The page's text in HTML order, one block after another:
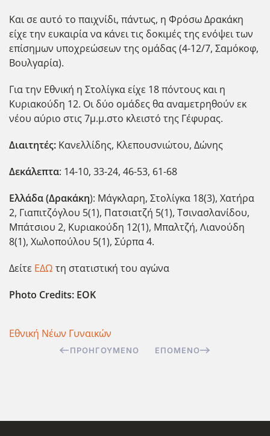
Και σε αυτό το παιχνίδι, πάντως, η Φρόσω Δρακάκη
είχε την ευκαιρία να κάνει τις δοκιμές της ενόψει των
επίσημων υποχρεώσεων της ομάδας (4-12/7, Σαμόκοφ,
Βουλγαρία).
Για την Εθνική η Στολίγκα είχε 18 πόντους και η
Κυριακούδη 12. Οι δύο ομάδες θα αναμετρηθούν εκ
νέου αύριο στις 7μ.μ.στο κλειστό της Γέφυρας.
Διαιτητές: Κανελλίδης, Κλεπουσνιώτου, Δώνης
Δεκάλεπτα: 14-10, 33-24, 46-53, 61-68
Ελλάδα (Δρακάκη): Μάγκλαρη, Στολίγκα 18(3), Χατήρα
2, Γιαπιτζόγλου 5(1), Πατσιατζή 5(1), Τσινασλανίδου,
Μπάτσιου 2, Κυριακούδη 12(1), Μπαλτζή, Λιανούδη
8(1), Χωλοπούλου 5(1), Σύρπα 4.
Δείτε ΕΔΩ τη στατιστική του αγώνα
Photo Credits: EOK
Εθνική Νέων Γυναικών
ΠΡΟΗΓΟΎΜΕΝΟ ΕΠΌΜΕΝΟ